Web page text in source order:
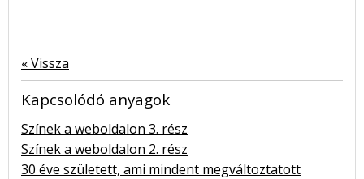
« Vissza
Kapcsolódó anyagok
Színek a weboldalon 3. rész
Színek a weboldalon 2. rész
30 éve született, ami mindent megváltoztatott